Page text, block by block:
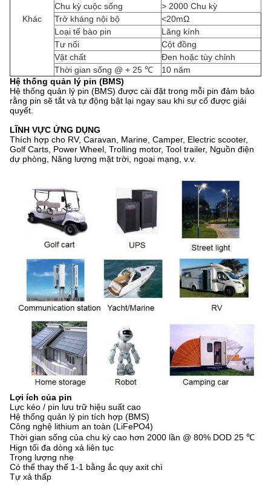
Khác
Chu kỳ cuộc sống
> 2000 Chu kỳ
Trở kháng nội bộ
<20mΩ
Loại tế bào pin
Lăng kính
Tư nối
Cột đồng
Vật chất
Đen hoặc tùy chỉnh
Thời gian sống @ + 25 ℃
10 năm
Hệ thống quản lý pin (BMS)
Hệ thống quản lý pin (BMS) được cài đặt trong mỗi pin đảm bảo
rằng pin sẽ tắt và tự động bật lại ngay sau khi sự cố được giải
quyết.
LĨNH VỰC ỨNG DỤNG
Thích hợp cho RV, Caravan, Marine, Camper, Electric scooter,
Golf Carts, Power Wheel, Trolling motor, Tool trailer, Nguồn điện
dự phòng, Năng lượng mặt trời, ngoại mạng, v.v.
Lợi ích của pin
Lực kéo / pin lưu trữ hiệu suất cao
Hệ thống quản lý pin tích hợp (BMS)
Công nghệ lithium an toàn (LiFePO4)
Thời gian sống của chu kỳ cao hơn 2000 lần @ 80% DOD 25 ℃
Hign tối đa dòng xả liên tục
Trọng lượng nhẹ
Có thể thay thế 1-1 bằng ắc quy axit chì
Tự xả thấp